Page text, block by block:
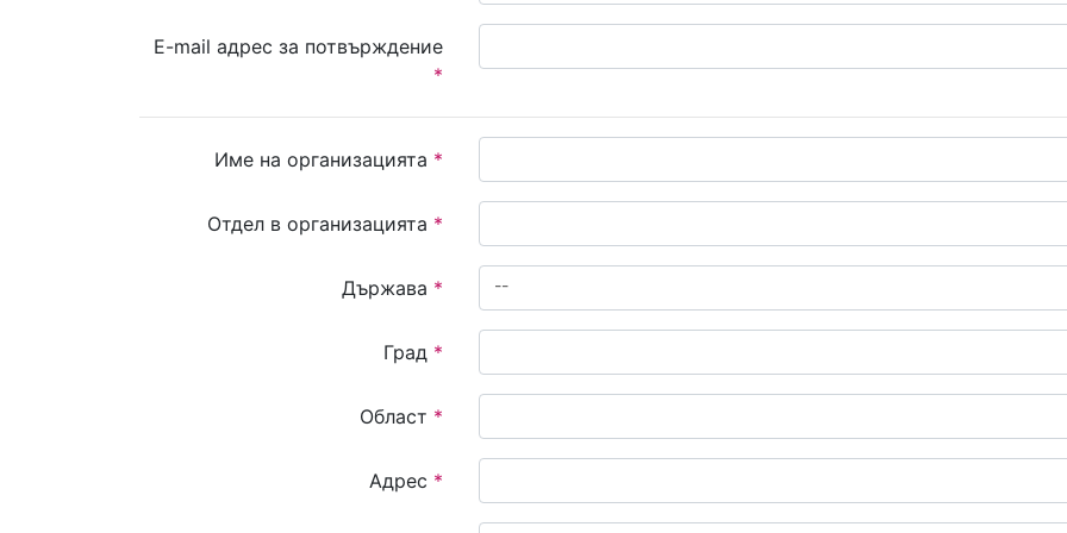
E-mail адрес за потвърждение
*
Име на организацията *
Отдел в организацията *
Държава * --
Град *
Област *
Адрес *